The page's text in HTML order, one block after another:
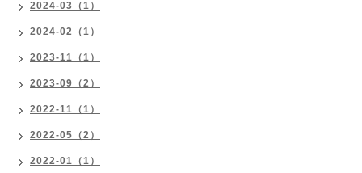
2024-03（1）
2024-02（1）
2023-11（1）
2023-09（2）
2022-11（1）
2022-05（2）
2022-01（1）